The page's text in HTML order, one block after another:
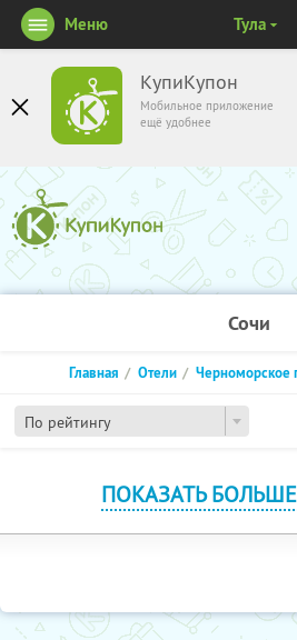
КупиКупон
Мобильное приложение
ещё удобнее
Меню Тула
Сочи
По рейтингу
Главная Отели Черноморское
ПОКАЗАТЬ